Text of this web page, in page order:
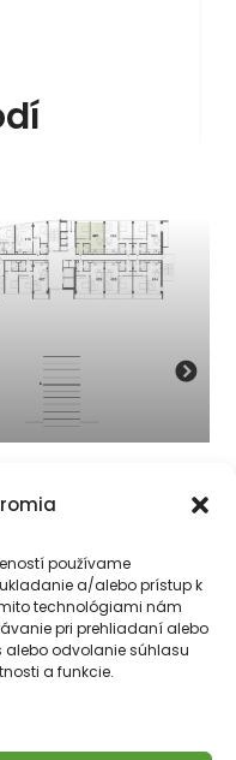
používame
a/alebo prístup k
technológiami nám
pri prehliadaní alebo
alebo odvolanie súhlasu
a funkcie.
226511€